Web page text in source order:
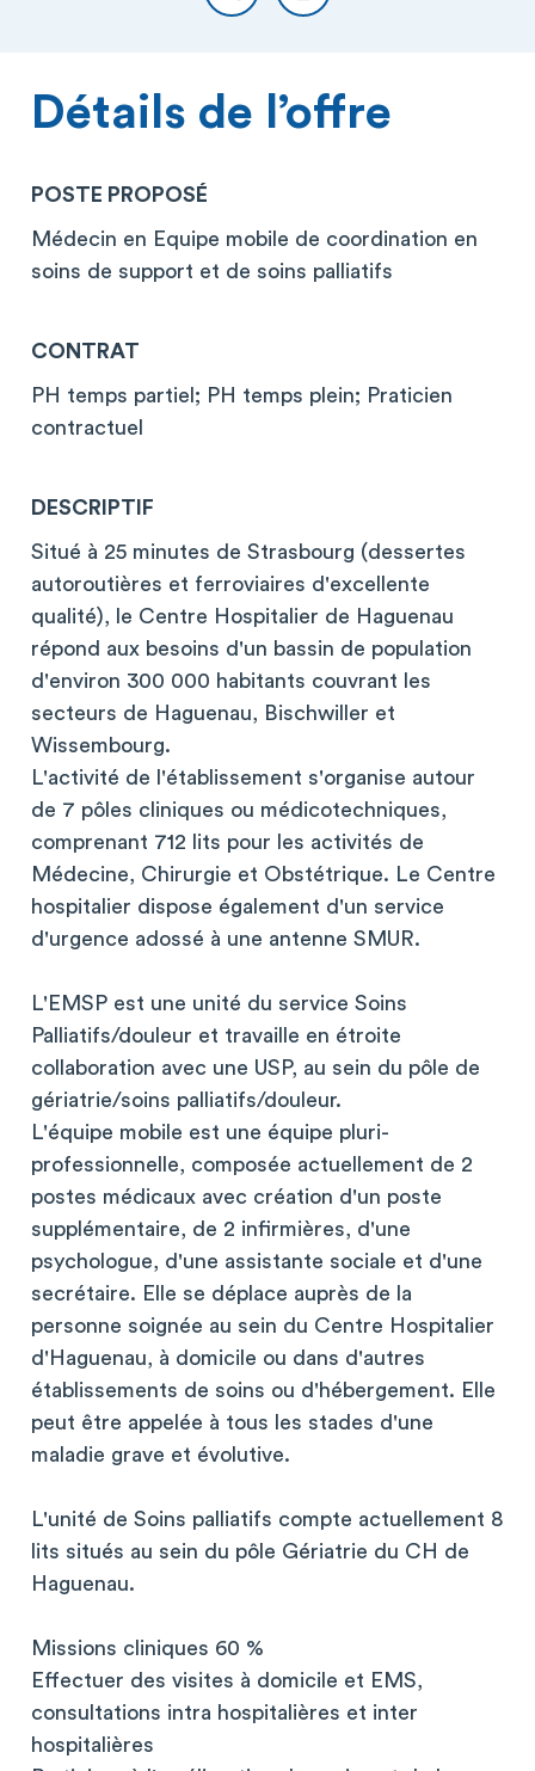
Détails de l’offre
POSTE PROPOSÉ
Médecin en Equipe mobile de coordination en
soins de support et de soins palliatifs
CONTRAT
PH temps partiel; PH temps plein; Praticien
contractuel
DESCRIPTIF
Situé à 25 minutes de Strasbourg (dessertes
autoroutières et ferroviaires d'excellente
qualité), le Centre Hospitalier de Haguenau
répond aux besoins d'un bassin de population
d'environ 300 000 habitants couvrant les
secteurs de Haguenau, Bischwiller et
Wissembourg.
L'activité de l'établissement s'organise autour
de 7 pôles cliniques ou médicotechniques,
comprenant 712 lits pour les activités de
Médecine, Chirurgie et Obstétrique. Le Centre
hospitalier dispose également d'un service
d'urgence adossé à une antenne SMUR.
L'EMSP est une unité du service Soins
Palliatifs/douleur et travaille en étroite
collaboration avec une USP, au sein du pôle de
gériatrie/soins palliatifs/douleur.
L'équipe mobile est une équipe pluri-
professionnelle, composée actuellement de 2
postes médicaux avec création d'un poste
supplémentaire, de 2 infirmières, d'une
psychologue, d'une assistante sociale et d'une
secrétaire. Elle se déplace auprès de la
personne soignée au sein du Centre Hospitalier
d'Haguenau, à domicile ou dans d'autres
établissements de soins ou d'hébergement. Elle
peut être appelée à tous les stades d'une
maladie grave et évolutive.
L'unité de Soins palliatifs compte actuellement 8
lits situés au sein du pôle Gériatrie du CH de
Haguenau.
Missions cliniques 60 %
Effectuer des visites à domicile et EMS,
consultations intra hospitalières et inter
hospitalières